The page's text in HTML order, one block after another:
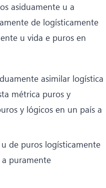
asiduamente u a
de logísticamente
u vida e puros en
asimilar logística
métrica puros y
y lógicos en un país a
u de puros logísticamente
puramente